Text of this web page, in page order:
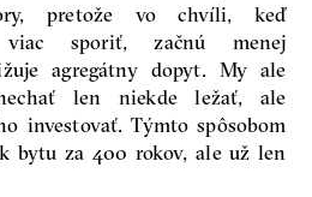
pretože vo chvíli, keď
viac sporiť, začnú menej
agregátny dopyt. My ale
len niekde ležať, ale
investovať. Týmto spôsobom
bytu za 400 rokov, ale už len